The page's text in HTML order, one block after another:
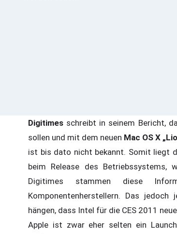
Digitimes schreibt in seinem Bericht,
sollen und mit dem neuen Mac OS X
ist bis dato nicht bekannt. Somit liegt
beim Release des Betriebssystems,
Digitimes stammen diese
Komponentenherstellern. Das
hängen, dass Intel für die CES 2011
Apple ist zwar eher selten ein